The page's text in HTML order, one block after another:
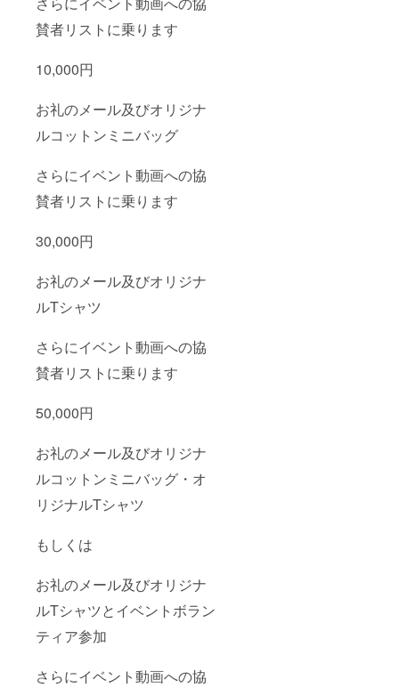
賛者リストに乗ります
10,000円
お礼のメール及びオリジナ
ルコットンミニバッグ
さらにイベント動画への協
賛者リストに乗ります
30,000円
お礼のメール及びオリジナ
ルTシャツ
さらにイベント動画への協
賛者リストに乗ります
50,000円
お礼のメール及びオリジナ
ルコットンミニバッグ・オ
リジナルTシャツ
もしくは
お礼のメール及びオリジナ
ルTシャツとイベントボラン
ティア参加
さらにイベント動画への協